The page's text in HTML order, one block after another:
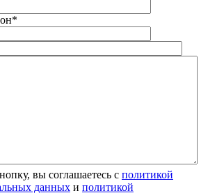
вы соглашаетесь с политикой
данных и политикой